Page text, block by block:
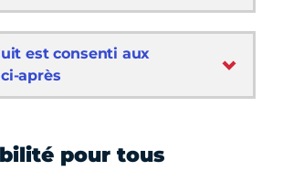
est consenti aux
après
pour tous